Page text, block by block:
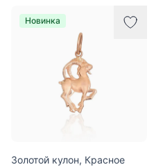
Новинка
Золотой кулон, Красное